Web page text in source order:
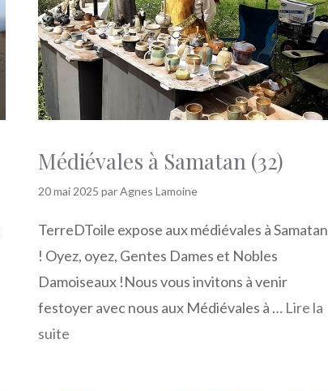
Médiévales à Samatan (32)
20 mai 2025 parAgnes Lamoine
TerreDToile expose aux médiévales à Samatan
! Oyez, oyez, Gentes Dames et Nobles
Damoiseaux !Nous vous invitons à venir
festoyer avec nous aux Médiévales à … Lire la
suite